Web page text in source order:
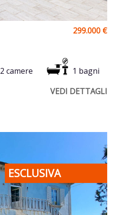
299.000 €
2 camere
1 bagni
VEDI DETTAGLI
ESCLUSIVA